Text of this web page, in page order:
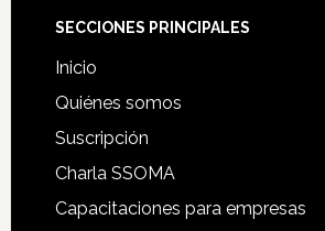
Footer
SECCIONES PRINCIPALES
Inicio
Quiénes somos
Suscripción
Charla SSOMA
Capacitaciones para empresas